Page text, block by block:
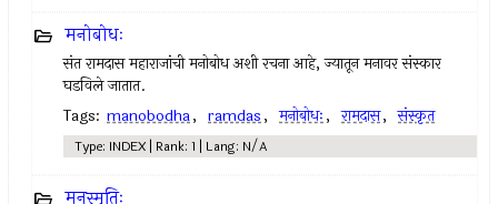
मनोबोधः
संत रामदास महाराजांची मनोबोध अशी रचना आहे, ज्यातून मनावर संस्कार
घडविले जातात.
Tags: manobodha, ramdas, मनोबोधः, रामदास, संस्कृत
Type: INDEX | Rank: 1 | Lang: N/A
मनुस्मृतिः